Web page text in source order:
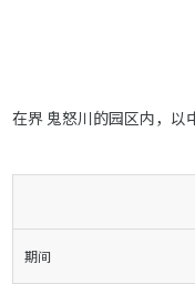
在界 鬼怒川的园区内，以
期间